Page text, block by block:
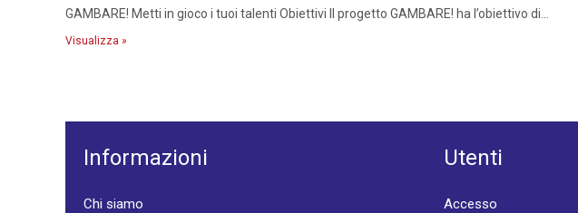
GAMBARE! Metti in gioco i tuoi talenti Obiettivi Il progetto GAMBARE! ha l’obiettivo di...
Visualizza »
Informazioni
Chi siamo
Utenti
Accesso